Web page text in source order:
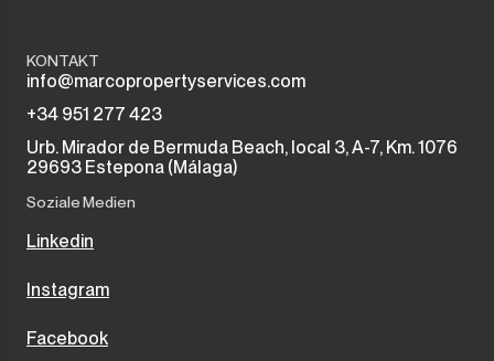
KONTAKT
info@marcopropertyservices.com
+34 951 277 423
Urb. Mirador de Bermuda Beach, local 3, A-7, Km. 1076
29693 Estepona (Málaga)
Soziale Medien
Linkedin
Instagram
Facebook